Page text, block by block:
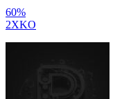
60%
2XKO